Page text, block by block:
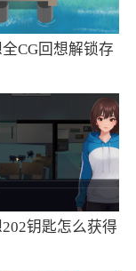
费，地图创作
有限制，不
富的地图场
员的身份参与
用合适的战术
CG回想解锁存
钥匙怎么获得